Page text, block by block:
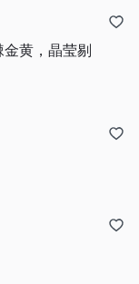
黄，晶莹剔